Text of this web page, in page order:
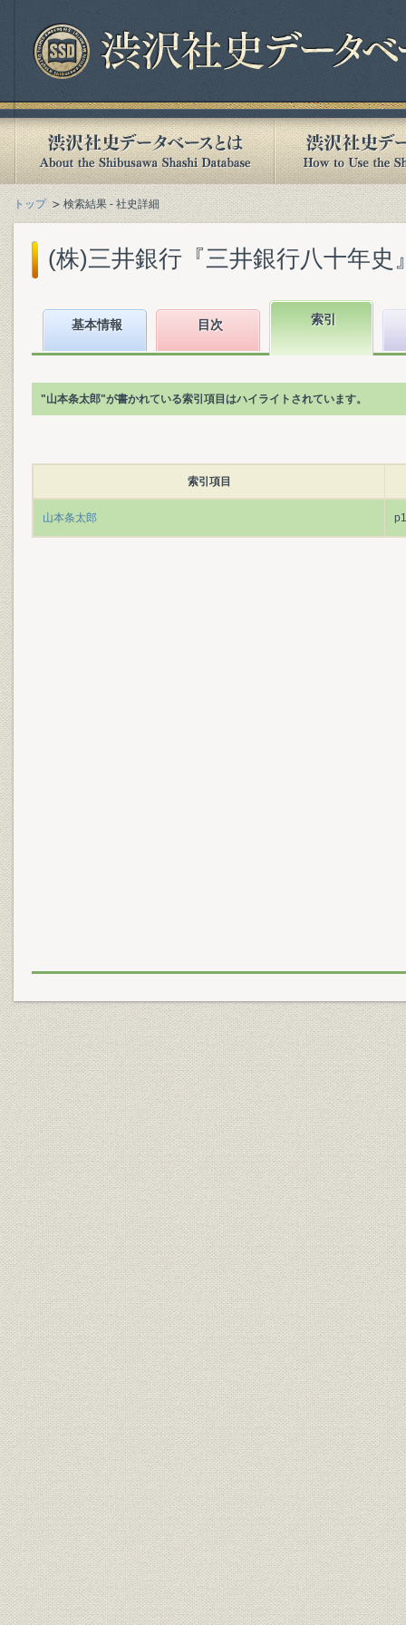
トップ 検索結果 - 社史詳細
(株)三井銀行『三井銀行八十年史
基本情報 目次 索引
"山本条太郎"が書かれている索引項目はハイライトされています。
索引項目
山本条太郎